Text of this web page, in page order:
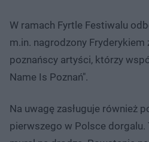
W ramach Fyrtle Festiwalu
m.in. nagrodzony Fryderykiem
poznańscy artyści, którzy
Name Is Poznań".
Na uwagę zasługuje również
pierwszego w Polsce